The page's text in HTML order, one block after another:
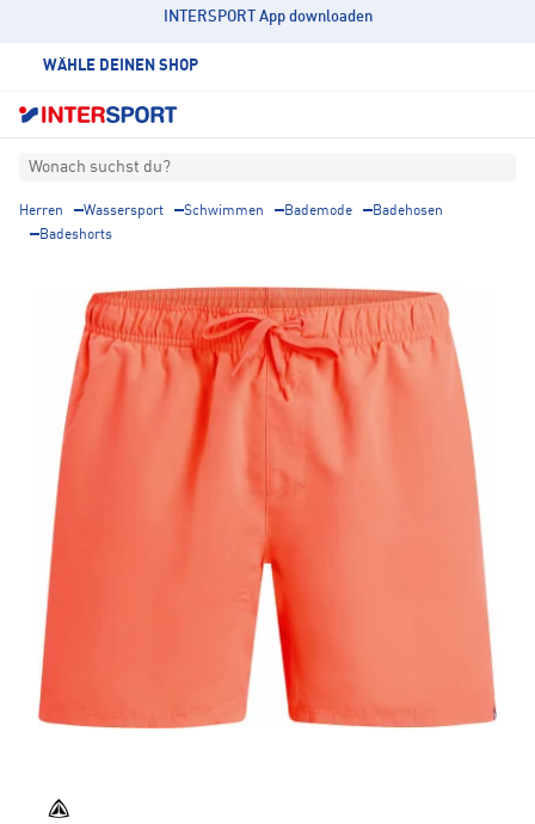
INTERSPORT App downloaden
WÄHLE DEINEN SHOP
Wonach suchst du?
Herren Wassersport Schwimmen Bademode
Badehosen
Badeshorts